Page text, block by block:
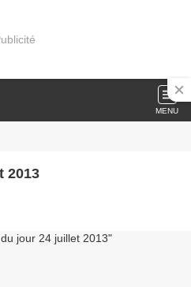
MENU
2013